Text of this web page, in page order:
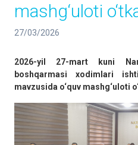
mashg‘uloti
27/03/2026
2026-yil 27-mart kuni
boshqarmasi xodimlari
mavzusida o‘quv mashg‘uloti